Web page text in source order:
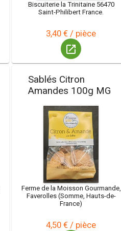
Biscuiterie la Trinitaine 56470
Saint-Philibert France.
3,40 € / pièce
launch
Sablés Citron
Amandes 100g MG
Ferme de la Moisson Gourmande,
Faverolles (Somme, Hauts-de-
France)
4,50 € / pièce